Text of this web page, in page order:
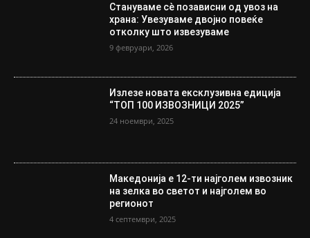
Стануваме сè позависни од увоз на
храна: Увезуваме двојно повеќе
отколку што извезуваме
9 февруари, 2026
Излезе новата ексклузивна едиција
“ТОП 100 ИЗВОЗНИЦИ 2025”
24 ноември, 2025
Македонија е 12-ти најголем извозник
на зелка во светот и најголем во
регионот
4 септември, 2025